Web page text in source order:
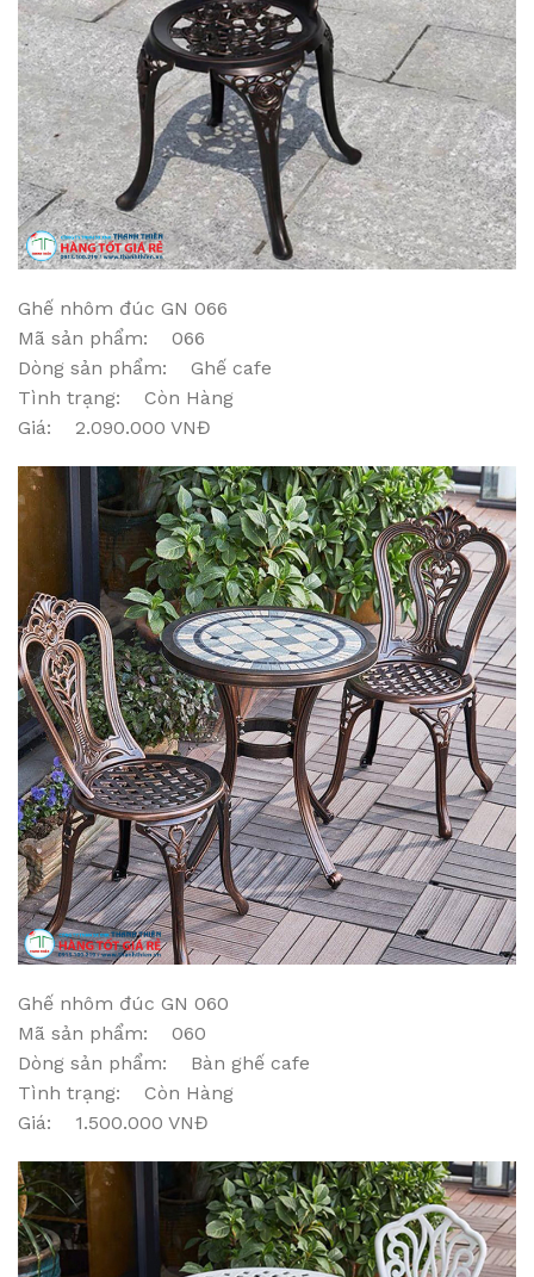
Ghế nhôm đúc GN 066
Mã sản phẩm: 066
Dòng sản phẩm: Ghế cafe
Tình trạng: Còn Hàng
Giá: 2.090.000 VNĐ
Ghế nhôm đúc GN 060
Mã sản phẩm: 060
Dòng sản phẩm: Bàn ghế cafe
Tình trạng: Còn Hàng
Giá: 1.500.000 VNĐ